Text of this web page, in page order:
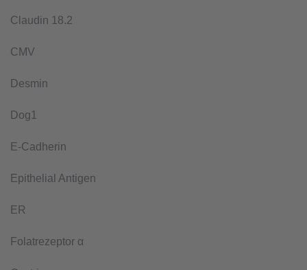
Claudin 18.2
CMV
Desmin
Dog1
E-Cadherin
Epithelial Antigen
ER
Folatrezeptor α